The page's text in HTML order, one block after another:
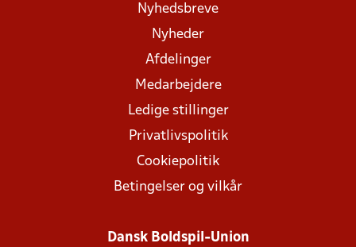
Nyhedsbreve
Nyheder
Afdelinger
Medarbejdere
Ledige stillinger
Privatlivspolitik
Cookiepolitik
Betingelser og vilkår
Dansk Boldspil-Union